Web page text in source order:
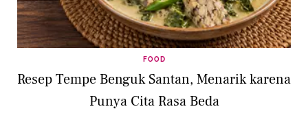
FOOD
Resep Tempe Benguk Santan, Menarik karena
Punya Cita Rasa Beda